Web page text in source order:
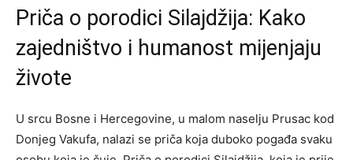
Priča o porodici Silajdžija: Kako
zajedništvo i humanost mijenjaju
živote
U srcu Bosne i Hercegovine, u malom naselju Prusac kod
Donjeg Vakufa, nalazi se priča koja duboko pogađa svaku